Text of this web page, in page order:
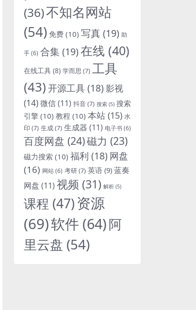
(36)不知名网站
(54) 免费 (10) 写真 (19) 助
手(6) 合集 (19)在线 (40)
在线工具 (8) 学而思 (7) 工具
(43)开源工具(18) 影视
(14)微信(11) 抖音(7) 搜索 (5) 搜索
引擎 (10) 教程 (10) 本站 (15) 水
印 (7) 生成(7) 生成器 (11) 电子书(6)
百度网盘 (24)磁力 (23)
磁力搜索 (10) 福利 (18) 网盘
(16) 网站(6) 考研(7) 英语 (9) 蓝奏
网盘 (11) 视频 (31) 解析 (5)
课程 (47)资源
(69)软件 (64)阿
里云盘 (54)